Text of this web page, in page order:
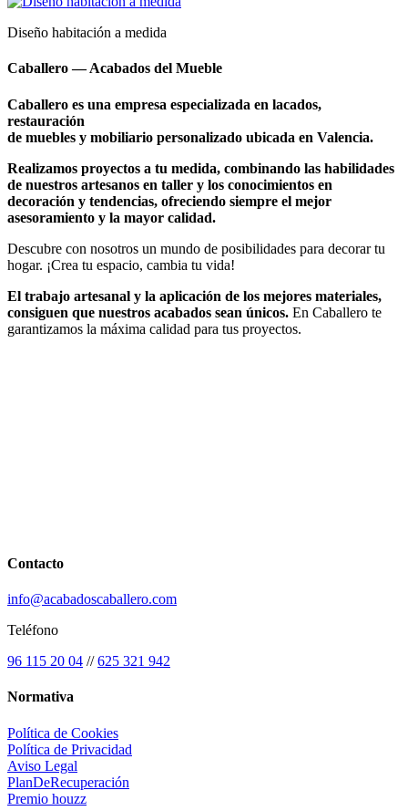
Diseño habitación a medida
Caballero — Acabados del Mueble
Caballero es una empresa especializada en lacados,
restauración
de muebles y mobiliario personalizado ubicada en Valencia.
Realizamos proyectos a tu medida, combinando las habilidades
de nuestros artesanos en taller y los conocimientos en
decoración y tendencias, ofreciendo siempre el mejor
asesoramiento y la mayor calidad.
Descubre con nosotros un mundo de posibilidades para decorar tu
hogar. ¡Crea tu espacio, cambia tu vida!
El trabajo artesanal y la aplicación de los mejores materiales,
consiguen que nuestros acabados sean únicos. En Caballero te
garantizamos la máxima calidad para tus proyectos.
Contacto
info@acabadoscaballero.com
Teléfono
96 115 20 04 //625 321 942
Normativa
Política de Cookies
Política de Privacidad
Aviso Legal
PlanDeRecuperación
Premio houzz